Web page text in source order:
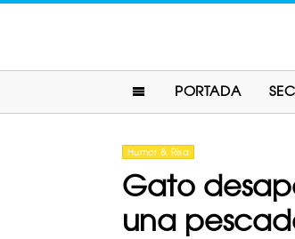
PORTADA
Humor & Risa
Gato
una